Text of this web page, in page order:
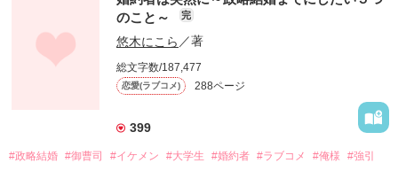
のこと～
完
悠木にこら ／著
総文字数/187,477
恋愛(ラブコメ) 288ページ
399
#政略結婚 #御曹司 #イケメン #大学生 #婚約者 #ラブコメ #俺様
#強引